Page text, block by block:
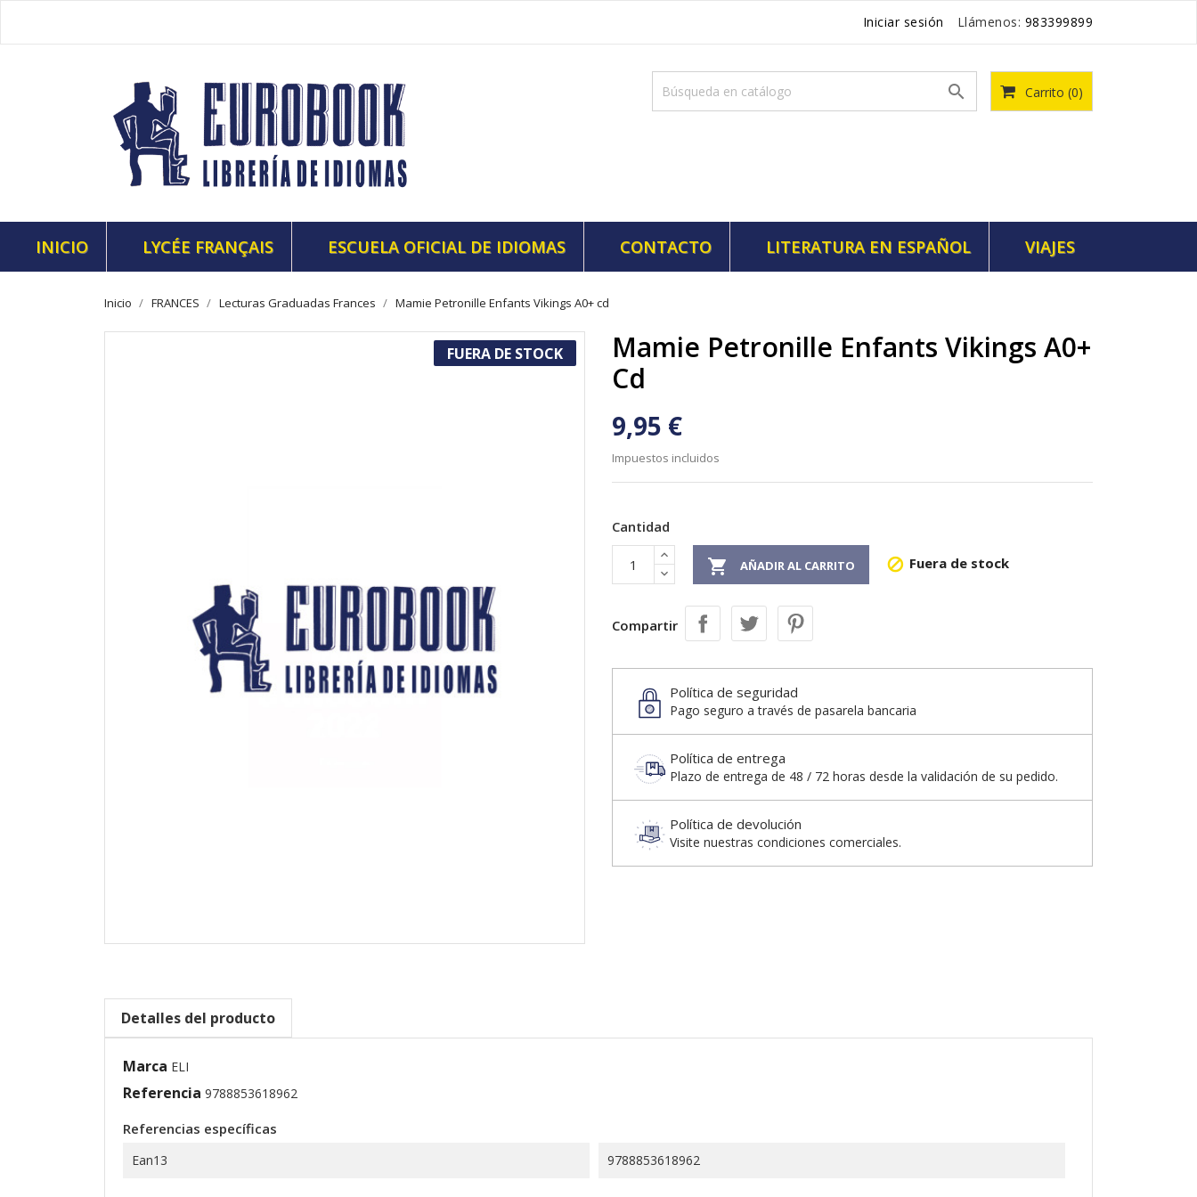
Iniciar sesión Llámenos: 983399899
Carrito (0)

INICIO LYCÉE FRANÇAIS ESCUELA OFICIAL DE IDIOMAS CONTACTO LITERATURA EN ESPAÑOL VIAJES
Inicio FRANCES Lecturas Graduadas Frances Mamie Petronille Enfants Vikings A0+ cd
FUERA DE STOCK
Mamie Petronille Enfants Vikings A0+
Cd
9,95 €
Impuestos incluidos
Cantidad
 AÑADIR AL CARRITO  Fuera de stock
Compartir
Política de seguridad
Pago seguro a través de pasarela bancaria
Política de entrega
Plazo de entrega de 48 / 72 horas desde la validación de su pedido.
Política de devolución
Visite nuestras condiciones comerciales.
Detalles del producto
Marca ELI
Referencia 9788853618962
Referencias específicas
Ean13 9788853618962